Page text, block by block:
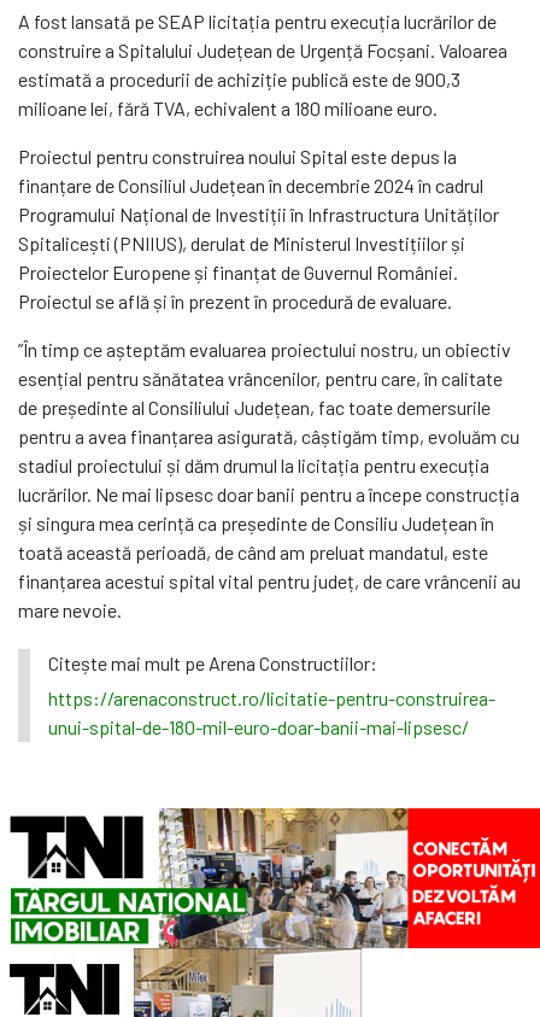
A fost lansată pe SEAP licitația pentru execuția lucrărilor de
construire a Spitalului Județean de Urgență Focșani. Valoarea
estimată a procedurii de achiziție publică este de 900,3
milioane lei, fără TVA, echivalent a 180 milioane euro.
Proiectul pentru construirea noului Spital este depus la
finanțare de Consiliul Județean în decembrie 2024 în cadrul
Programului Național de Investiții în Infrastructura Unităților
Spitalicești (PNIIUS), derulat de Ministerul Investițiilor și
Proiectelor Europene și finanțat de Guvernul României.
Proiectul se află și în prezent în procedură de evaluare.
”În timp ce așteptăm evaluarea proiectului nostru, un obiectiv
esențial pentru sănătatea vrâncenilor, pentru care, în calitate
de președinte al Consiliului Județean, fac toate demersurile
pentru a avea finanțarea asigurată, câștigăm timp, evoluăm cu
stadiul proiectului și dăm drumul la licitația pentru execuția
lucrărilor. Ne mai lipsesc doar banii pentru a începe construcția
și singura mea cerință ca președinte de Consiliu Județean în
toată această perioadă, de când am preluat mandatul, este
finanțarea acestui spital vital pentru județ, de care vrâncenii au
mare nevoie.
Citește mai mult pe Arena Constructiilor:
https://arenaconstruct.ro/licitatie-pentru-construirea-
unui-spital-de-180-mil-euro-doar-banii-mai-lipsesc/